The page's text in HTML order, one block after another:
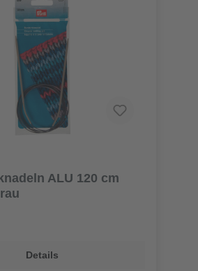
ALU 120 cm
Details